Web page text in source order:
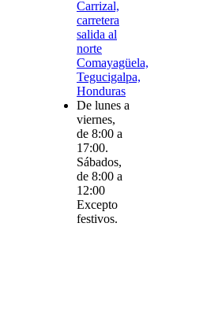
Carrizal,
carretera
salida al
norte
Comayagüela,
Tegucigalpa,
Honduras
De lunes a
viernes,
de 8:00 a
17:00.
Sábados,
de 8:00 a
12:00
Excepto
festivos.